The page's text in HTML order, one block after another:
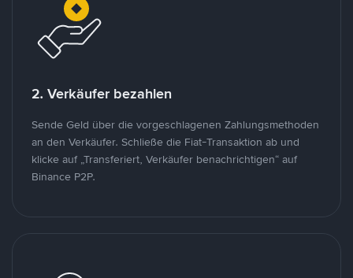
2. Verkäufer bezahlen
Sende Geld über die vorgeschlagenen Zahlungsmethoden
an den Verkäufer. Schließe die Fiat-Transaktion ab und
klicke auf „Transferiert, Verkäufer benachrichtigen“ auf
Binance P2P.